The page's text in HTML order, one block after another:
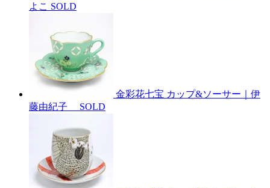
よこ SOLD
金彩花七宝 カップ&ソーサー｜伊
藤由紀子
SOLD